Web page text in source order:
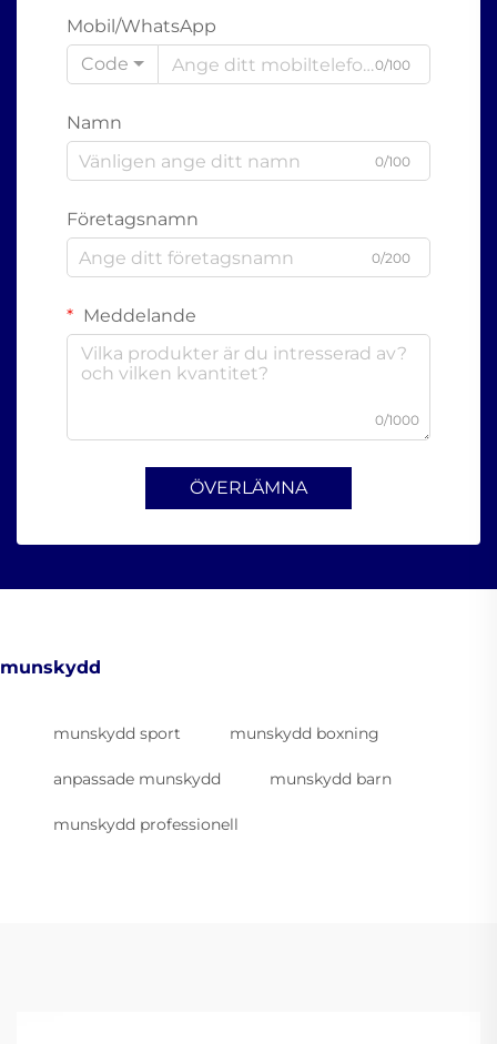
Mobil/WhatsApp
Code
0/100
Namn
0/100
Företagsnamn
0/200
Meddelande
0/1000
ÖVERLÄMNA
munskydd
munskydd sport munskydd boxning
anpassade munskydd munskydd barn
munskydd professionell